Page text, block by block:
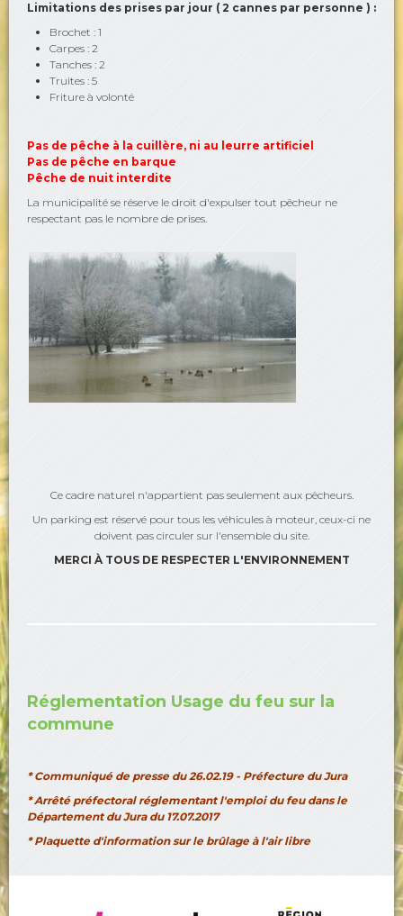
Limitations des prises par jour ( 2 cannes par personne ) :
Brochet : 1
Carpes : 2
Tanches : 2
Truites : 5
Friture à volonté
Pas de pêche à la cuillère, ni au leurre artificiel
Pas de pêche en barque
Pêche de nuit interdite
La municipalité se réserve le droit d'expulser tout pêcheur ne
respectant pas le nombre de prises.
Ce cadre naturel n'appartient pas seulement aux pêcheurs.
Un parking est réservé pour tous les véhicules à moteur, ceux-ci ne
doivent pas circuler sur l'ensemble du site.
MERCI À TOUS DE RESPECTER L'ENVIRONNEMENT
Réglementation Usage du feu sur la
commune
* Communiqué de presse du 26.02.19 - Préfecture du Jura
* Arrêté préfectoral réglementant l'emploi du feu dans le
Département du Juradu 17.07.2017
* Plaquette d'information sur le brûlage à l'air libre